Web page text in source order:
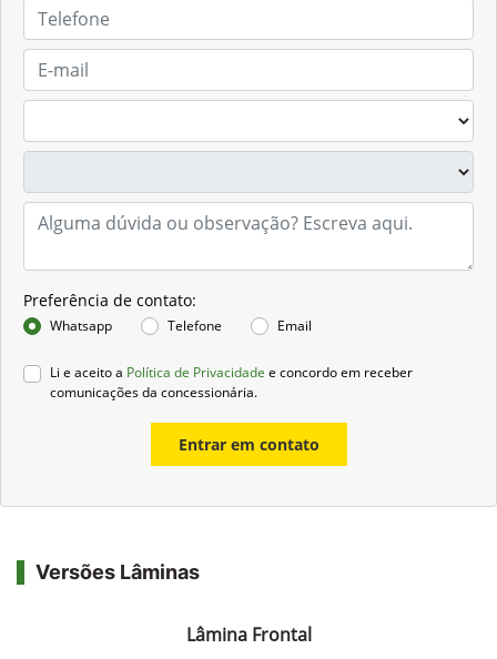
Preferência de contato:
Whatsapp Telefone Email
Li e aceito a Política de Privacidade e concordo em receber
comunicações da concessionária.
Entrar em contato
Versões Lâminas
Lâmina Frontal